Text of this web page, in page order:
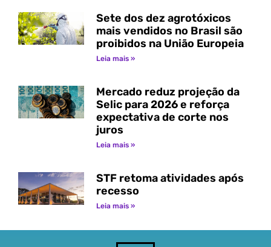
Sete dos dez agrotóxicos
mais vendidos no Brasil são
proibidos na União Europeia
Leia mais »
Mercado reduz projeção da
Selic para 2026 e reforça
expectativa de corte nos
juros
Leia mais »
STF retoma atividades após
recesso
Leia mais »